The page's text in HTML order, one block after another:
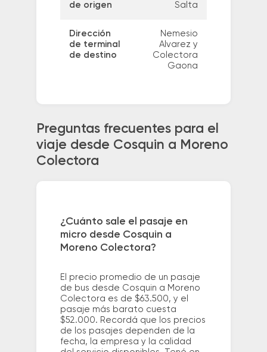
de origen
Salta
Dirección
de terminal
de destino
Nemesio
Alvarez y
Colectora
Gaona
Preguntas frecuentes para el
viaje desde Cosquin a Moreno
Colectora
¿Cuánto sale el pasaje en
micro desde Cosquin a
Moreno Colectora?
El precio promedio de un pasaje
de bus desde Cosquin a Moreno
Colectora es de $63.500, y el
pasaje más barato cuesta
$52.000. Recordá que los precios
de los pasajes dependen de la
fecha, la empresa y la calidad